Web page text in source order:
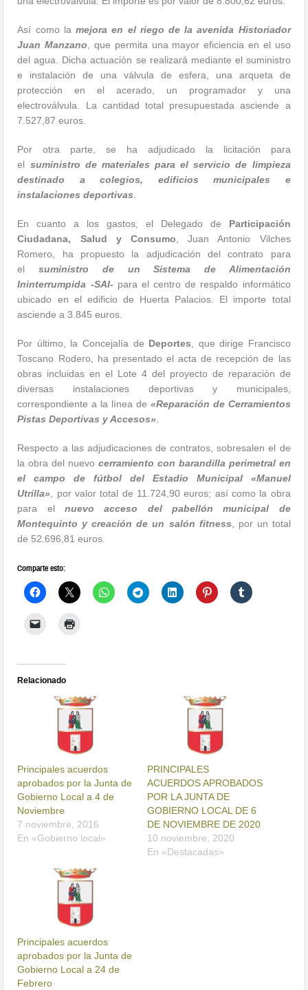
Así como la mejora en el riego de la avenida Historiador
Juan Manzano , que permita una mayor eficiencia en el uso
del agua. Dicha actuación se realizará mediante el suministro
e instalación de una válvula de esfera, una arqueta de
protección en el acerado, un programador y una
electroválvula. La cantidad total presupuestada asciende a
7.527,87 euros.
Por otra parte, se ha adjudicado la licitación para
el suministro de materiales para el servicio de limpieza
destinado a colegios, edificios municipales e
instalaciones deportivas
En cuanto a los gastos, el Delegado de Participación
Ciudadana, Salud y Consumo , Juan Antonio Vilches
Romero, ha propuesto la adjudicación del contrato para
elsuministro de un Sistema de Alimentación
Ininterrumpida -SAI- para el centro de respaldo informático
ubicado en el edificio de Huerta Palacios. El importe total
asciende a 3.845 euros.
Por último, la Concejalía de Deportes , que dirige Francisco
Toscano Rodero, ha presentado el acta de recepción de las
obras incluidas en el Lote 4 del proyecto de reparación de
diversas instalaciones deportivas y municipales,
correspondiente a la línea de «Reparación de Cerramientos
Pistas Deportivas y Accesos»
Respecto a las adjudicaciones de contratos, sobresalen el de
la obra del nuevo cerramiento con barandilla perimetral en
el campo de fútbol del Estadio Municipal «Manuel
Utrilla» , por valor total de 11.724,90 euros; así como la obra
para elnuevo acceso del pabellón municipal de
Montequinto y creación de un salón fitness , por un total
de 52.696,81 euros.
Comparte esto:
Relacionado
Principales acuerdos
aprobados por la Junta de
Gobierno Local a 4 de
Noviembre
7 noviembre, 2016
En «Gobierno local»
PRINCIPALES
ACUERDOS APROBADOS
POR LA JUNTA DE
GOBIERNO LOCAL DE 6
DE NOVIEMBRE DE 2020
10 noviembre, 2020
En «Destacadas»
Principales acuerdos
aprobados por la Junta de
Gobierno Local a 24 de
Febrero